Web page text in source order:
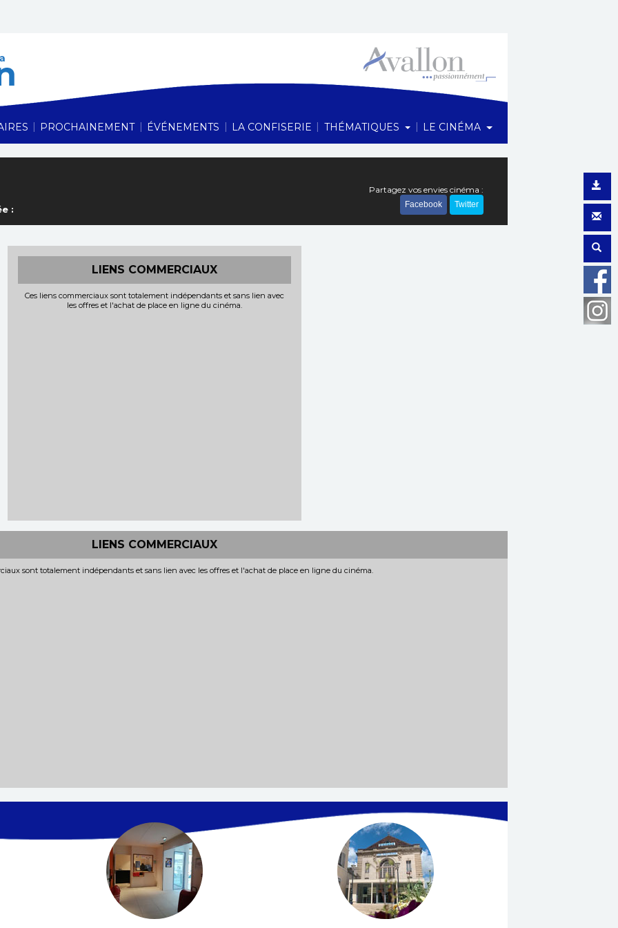
| PROCHAINEMENT | ÉVÉNEMENTS | LA CONFISERIE | THÉMATIQUES | LE CINÉMA
1 Rue du Maréchal Foch, 89200 Avallon
:
Partagez vos envies cinéma :
Facebook Twitter
LIENS COMMERCIAUX
Ces liens commerciaux sont totalement indépendants et sans lien avec
les offres et l'achat de place en ligne du cinéma.
LIENS COMMERCIAUX
sont totalement indépendants et sans lien avec les offres et l'achat de place en ligne du cinéma.